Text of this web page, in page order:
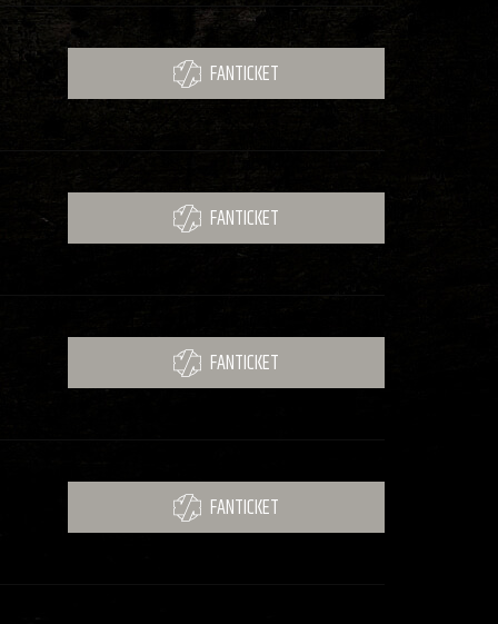
FANTICKET
FANTICKET
FANTICKET
FANTICKET